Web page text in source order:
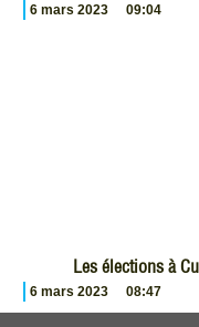
6 mars 2023 09:04
Les élections à
6 mars 2023 08:47